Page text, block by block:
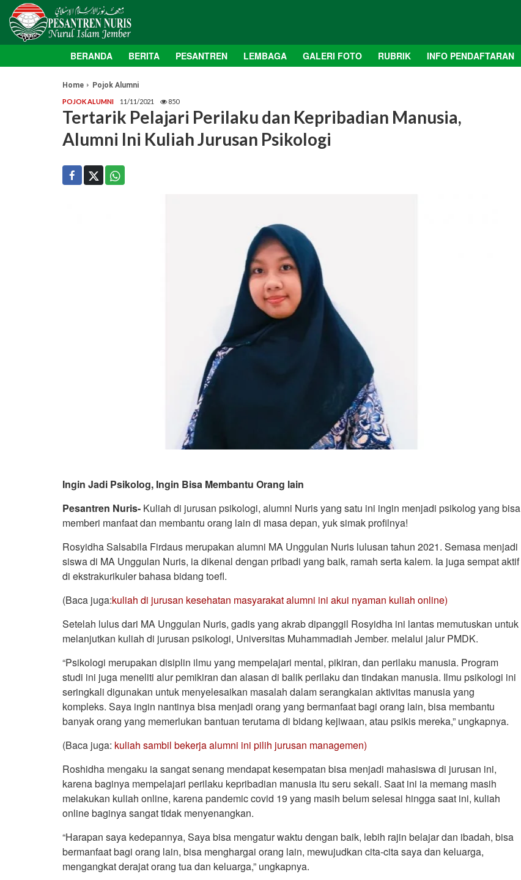
BERANDA BERITA PESANTREN LEMBAGA GALERI FOTO RUBRIK INFO PENDAFTARAN
Home Pojok Alumni
POJOK ALUMNI 11/11/2021 850
Tertarik Pelajari Perilaku dan Kepribadian Manusia,
Alumni Ini Kuliah Jurusan Psikologi
Ingin Jadi Psikolog, Ingin Bisa Membantu Orang lain
Pesantren Nuris- Kuliah di jurusan psikologi, alumni Nuris yang satu ini ingin menjadi psikolog yang bisa
memberi manfaat dan membantu orang lain di masa depan, yuk simak profilnya!
Rosyidha Salsabila Firdaus merupakan alumni MA Unggulan Nuris lulusan tahun 2021. Semasa menjadi
siswa di MA Unggulan Nuris, ia dikenal dengan pribadi yang baik, ramah serta kalem. Ia juga sempat aktif
di ekstrakurikuler bahasa bidang toefl.
(Baca juga:kuliah di jurusan kesehatan masyarakat alumni ini akui nyaman kuliah online)
Setelah lulus dari MA Unggulan Nuris, gadis yang akrab dipanggil Rosyidha ini lantas memutuskan untuk
melanjutkan kuliah di jurusan psikologi, Universitas Muhammadiah Jember. melalui jalur PMDK.
“Psikologi merupakan disiplin ilmu yang mempelajari mental, pikiran, dan perilaku manusia. Program
studi ini juga meneliti alur pemikiran dan alasan di balik perilaku dan tindakan manusia. Ilmu psikologi ini
seringkali digunakan untuk menyelesaikan masalah dalam serangkaian aktivitas manusia yang
kompleks. Saya ingin nantinya bisa menjadi orang yang bermanfaat bagi orang lain, bisa membantu
banyak orang yang memerlukan bantuan terutama di bidang kejiwaan, atau psikis mereka,” ungkapnya.
(Baca juga: kuliah sambil bekerja alumni ini pilih jurusan managemen)
Roshidha mengaku ia sangat senang mendapat kesempatan bisa menjadi mahasiswa di jurusan ini,
karena baginya mempelajari perilaku kepribadian manusia itu seru sekali. Saat ini ia memang masih
melakukan kuliah online, karena pandemic covid 19 yang masih belum selesai hingga saat ini, kuliah
online baginya sangat tidak menyenangkan.
“Harapan saya kedepannya, Saya bisa mengatur waktu dengan baik, lebih rajin belajar dan ibadah, bisa
bermanfaat bagi orang lain, bisa menghargai orang lain, mewujudkan cita-cita saya dan keluarga,
mengangkat derajat orang tua dan keluarga,” ungkapnya.